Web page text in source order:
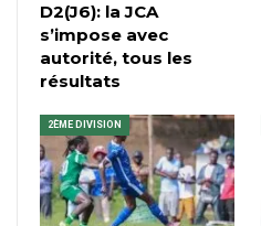
D2(J6): la JCA
s’impose avec
autorité, tous les
résultats
2ÈME DIVISION